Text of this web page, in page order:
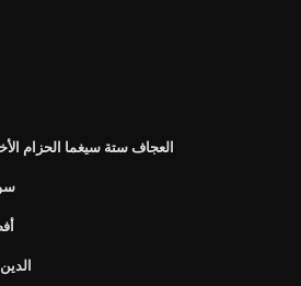
العجاف ستة سيغما الحزام